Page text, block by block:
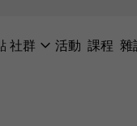
社群 活動 課程 雜